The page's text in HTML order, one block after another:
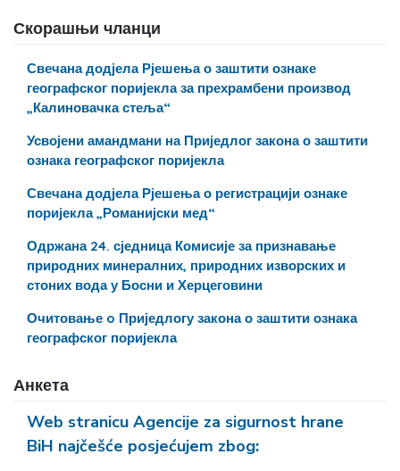
Скорашњи чланци
Свечана додјела Рјешења о заштити ознаке
географског поријекла за прехрамбени производ
„Калиновачка стеља“
Усвојени амандмани на Приједлог закона о заштити
ознака географског поријекла
Свечана додјела Рјешења о регистрацији ознаке
поријекла „Романијски мед“
Одржана 24. сједница Комисије за признавање
природних минералних, природних изворских и
стоних вода у Босни и Херцеговини
Очитовање o Приједлогу закона о заштити ознака
географског поријекла
Анкета
Web stranicu Agencije za sigurnost hrane
BiH najčešće posjećujem zbog: